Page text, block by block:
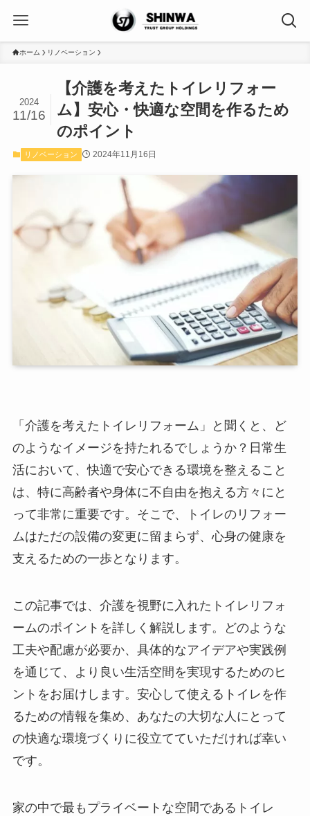
ホーム リノベーション
【介護を考えたトイレリフォー
ム】安心・快適な空間を作るため
のポイント
2024
11/16
リノベーション 2024年11月16日
「介護を考えたトイレリフォーム」と聞くと、ど
のようなイメージを持たれるでしょうか？日常生
活において、快適で安心できる環境を整えること
は、特に高齢者や身体に不自由を抱える方々にと
って非常に重要です。そこで、トイレのリフォー
ムはただの設備の変更に留まらず、心身の健康を
支えるための一歩となります。
この記事では、介護を視野に入れたトイレリフォ
ームのポイントを詳しく解説します。どのような
工夫や配慮が必要か、具体的なアイデアや実践例
を通じて、より良い生活空間を実現するためのヒ
ントをお届けします。安心して使えるトイレを作
るための情報を集め、あなたの大切な人にとって
の快適な環境づくりに役立てていただければ幸い
です。
家の中で最もプライベートな空間であるトイレ